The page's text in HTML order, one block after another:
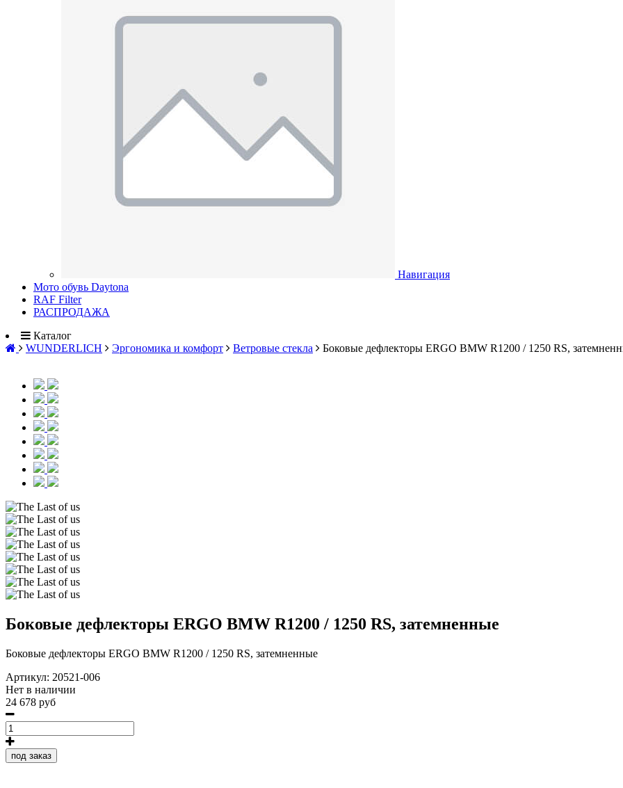
Навигация
Мото обувь Daytona
RAF Filter
РАСПРОДАЖА
Каталог
WUNDERLICH
Эргономика и комфорт Ветровые стекла Боковые дефлекторы ERGO BMW R1200 / 1250 RS,
Боковые дефлекторы ERGO BMW R1200 / 1250 RS, затемненные
Боковые дефлекторы ERGO BMW R1200 / 1250 RS, затемненные
Артикул: 20521-006
Нет в наличии
24 678 руб
под заказ